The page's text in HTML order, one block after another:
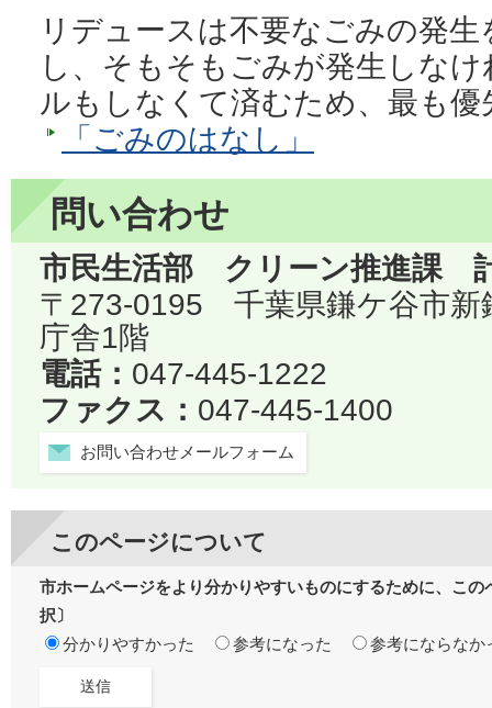
リデュースは不要なごみの発生
し、そもそもごみが発生しな
ルもしなくて済むため、最も
「ごみのはなし」
問い合わせ
市民生活部 クリーン推進課
〒273-0195 千葉県鎌ケ谷市
庁舎1階
電話： 047-445-1222
ファクス： 047-445-1400
お問い合わせメールフォーム
このページについて
市ホームページをより分かりやすいものにするために、こ
択〕
分かりやすかった
参考になった 参考にならなか